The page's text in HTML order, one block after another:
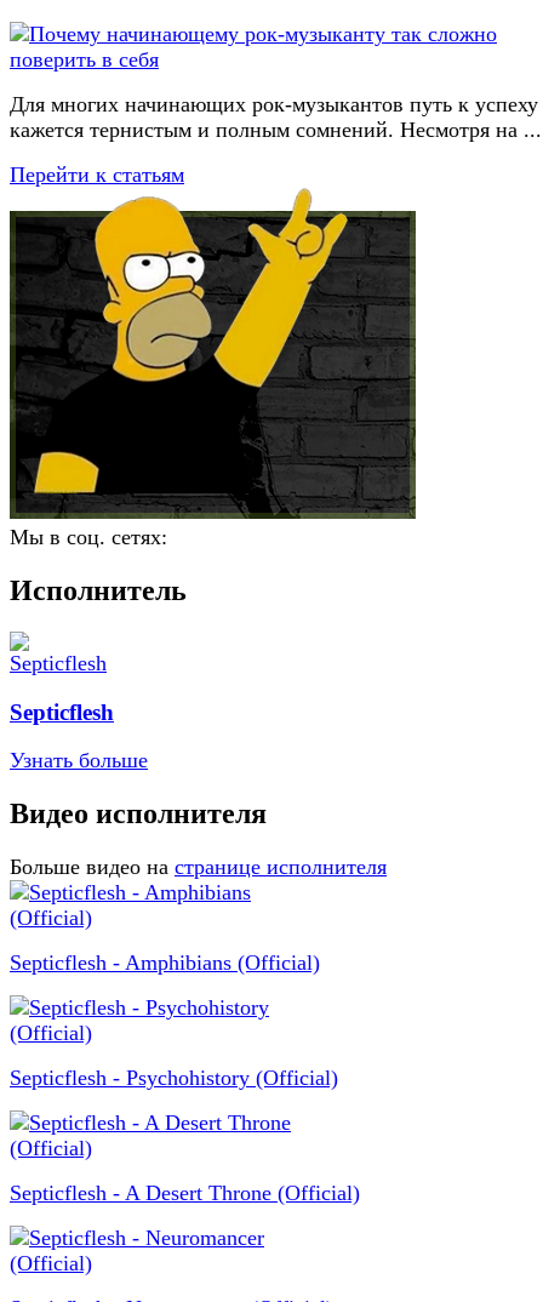
Для многих начинающих рок-музыкантов путь к успеху
кажется тернистым и полным сомнений. Несмотря на ...
Перейти к статьям
Мы в соц. сетях:
Исполнитель
Septicflesh
Узнать больше
Видео исполнителя
Больше видео на странице исполнителя
Septicflesh - Amphibians (Official)
Septicflesh - Psychohistory (Official)
Septicflesh - A Desert Throne (Official)